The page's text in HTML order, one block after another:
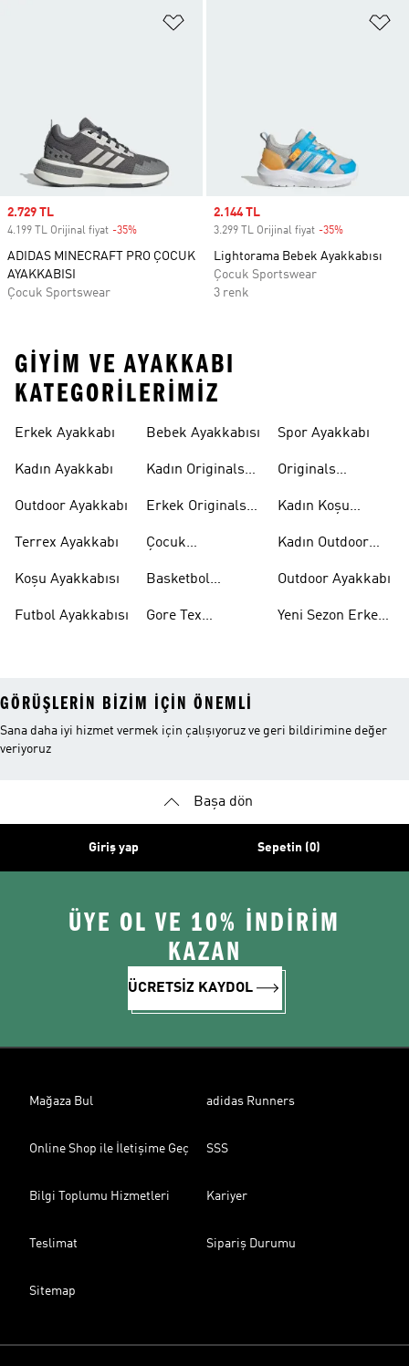
Sale price
2.729 TL
4.199 TL Orijinal fiyat -35%
ADIDAS MINECRAFT PRO ÇOCUK
AYAKKABISI
Çocuk Sportswear
Sale price
2.144 TL
3.299 TL Orijinal fiyat -35%
Lightorama Bebek Ayakkabısı
Çocuk Sportswear
3 renk
GIYIM VE AYAKKABI
KATEGORILERIMIZ
Erkek Ayakkabı
Kadın Ayakkabı
Outdoor Ayakkabı
Terrex Ayakkabı
Koşu Ayakkabısı
Futbol Ayakkabısı
Bebek Ayakkabısı
Kadın Originals
Erkek Originals
Çocuk
Basketbol
Gore Tex
Spor Ayakkabı
Originals
Kadın Koşu
Kadın Outdoor
Outdoor Ayakkabı
Yeni Sezon Erkek
GÖRÜŞLERIN BIZIM IÇIN ÖNEMLI
Sana daha iyi hizmet vermek için çalışıyoruz ve geri bildirimine değer
veriyoruz
Başa dön
Giriş yap Sepetin (0)
ÜYE OL VE 10% İNDİRİM
KAZAN
ÜCRETSİZ KAYDOL
Mağaza Bul adidas Runners
Online Shop ile İletişime Geç SSS
Bilgi Toplumu Hizmetleri Kariyer
Teslimat Sipariş Durumu
Sitemap